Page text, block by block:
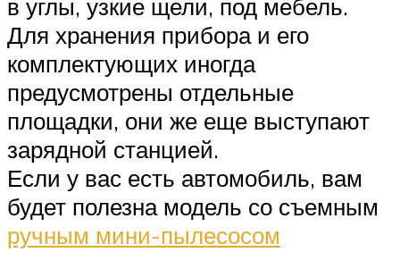
в углы, узкие щели, под мебель.
Для хранения прибора и его
комплектующих иногда
предусмотрены отдельные
площадки, они же еще выступают
зарядной станцией.
Если у вас есть автомобиль, вам
будет полезна модель со съемным
ручным мини-пылесосом